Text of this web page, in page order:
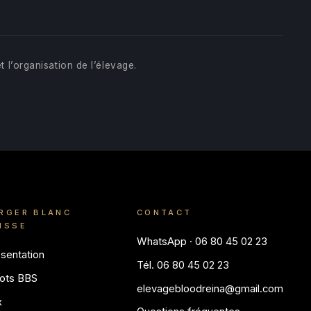
de l’élevage.
BLANC
BBS
CONTACT
WhatsApp · 06 80 45 02 23
Tél. 06 80 45 02 23
elevagebloodreina@gmail.com